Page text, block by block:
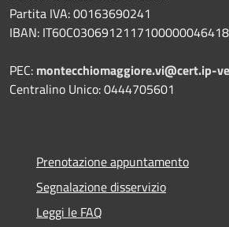
Partita IVA: 00163690241
IBAN: IT60C0306912117100000046418
PEC: montecchiomaggiore.vi@cert.ip-
Centralino Unico: 0444705601
Prenotazione appuntamento
Segnalazione disservizio
Leggi le FAQ